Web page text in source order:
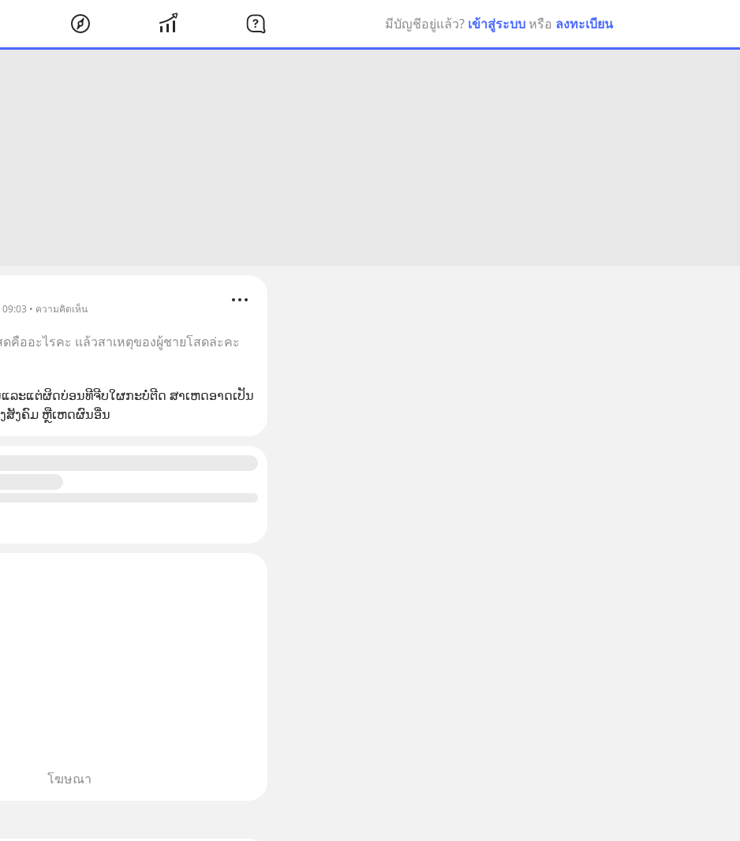
มีบัญชีอยู่แล้ว? เข้าสู่ระบบ หรือ ลงทะเบียน
• ความคิดเห็น
คืออะไรคะ แล้วสาเหตุของผู้ชายโสดล่ะคะ
ລະແຕ່ຜິດບ່ອນທີຈີບໃຜກະບໍ່ຕີດ ສາເຫດອາດເປັນ
ສັງຄົມ ຫຼືເຫດຜົນອື່ນ
โฆษณา